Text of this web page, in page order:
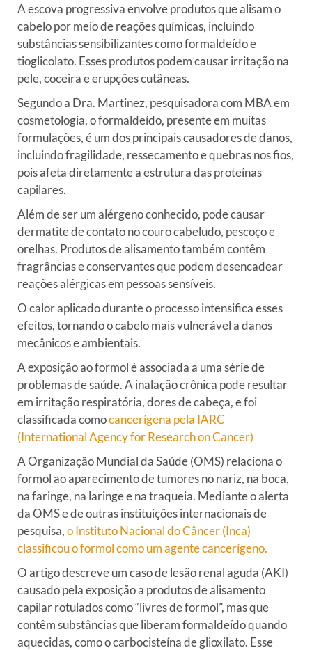
A escova progressiva envolve produtos que alisam o
cabelo por meio de reações químicas, incluindo
substâncias sensibilizantes como formaldeído e
tioglicolato. Esses produtos podem causar irritação na
pele, coceira e erupções cutâneas.
Segundo a Dra. Martinez, pesquisadora com MBA em
cosmetologia, o formaldeído, presente em muitas
formulações, é um dos principais causadores de danos,
incluindo fragilidade, ressecamento e quebras nos fios,
pois afeta diretamente a estrutura das proteínas
capilares.
Além de ser um alérgeno conhecido, pode causar
dermatite de contato no couro cabeludo, pescoço e
orelhas. Produtos de alisamento também contêm
fragrâncias e conservantes que podem desencadear
reações alérgicas em pessoas sensíveis.
O calor aplicado durante o processo intensifica esses
efeitos, tornando o cabelo mais vulnerável a danos
mecânicos e ambientais.
A exposição ao formol é associada a uma série de
problemas de saúde. A inalação crônica pode resultar
em irritação respiratória, dores de cabeça, e foi
classificada comocancerígena pela IARC
(International Agency for Research on Cancer)
A Organização Mundial da Saúde (OMS) relaciona o
formol ao aparecimento de tumores no nariz, na boca,
na faringe, na laringe e na traqueia. Mediante o alerta
da OMS e de outras instituições internacionais de
pesquisa,o Instituto Nacional do Câncer (Inca)
classificou o formol como um agente cancerígeno.
O artigo descreve um caso de lesão renal aguda (AKI)
causado pela exposição a produtos de alisamento
capilar rotulados como “livres de formol”, mas que
contêm substâncias que liberam formaldeído quando
aquecidas, como o carbocisteína de glioxilato. Esse